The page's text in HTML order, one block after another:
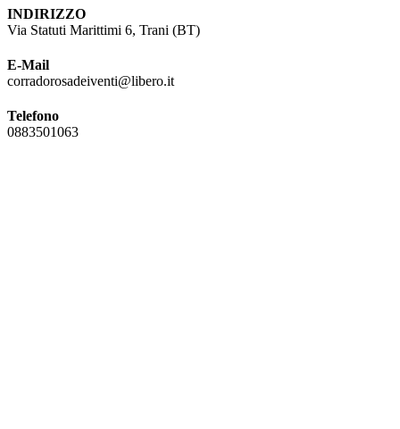
INDIRIZZO
Via Statuti Marittimi 6, Trani (BT)
E-Mail
corradorosadeiventi@libero.it
Telefono
0883501063